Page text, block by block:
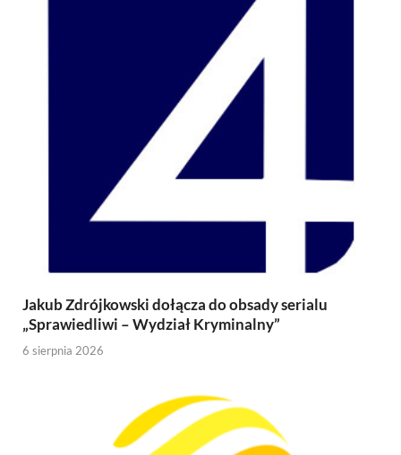
Jakub Zdrójkowski dołącza do obsady serialu
„Sprawiedliwi – Wydział Kryminalny”
6 sierpnia 2026